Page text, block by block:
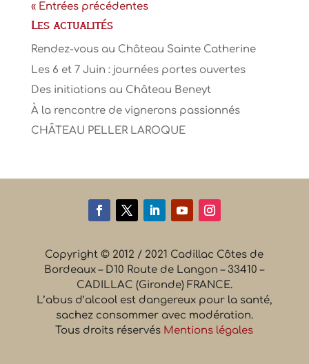
« Entrées précédentes
Les actualités
Rendez-vous au Château Sainte Catherine
Les 6 et 7 Juin : journées portes ouvertes
Des initiations au Château Beneyt
À la rencontre de vignerons passionnés
CHÂTEAU PELLER LAROQUE
Copyright © 2012 / 2021 Cadillac Côtes de
Bordeaux – D10 Route de Langon – 33410 –
CADILLAC (Gironde) FRANCE.
L’abus d’alcool est dangereux pour la santé,
sachez consommer avec modération.
Tous droits réservés Mentions légales